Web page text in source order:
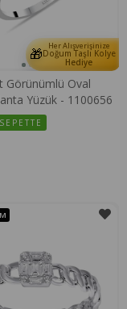
🎁 Her Alışverişinize
Doğum Taşlı Kolye
Hediye
Görünümlü Oval
Yüzük - 1100656
SEPETTE